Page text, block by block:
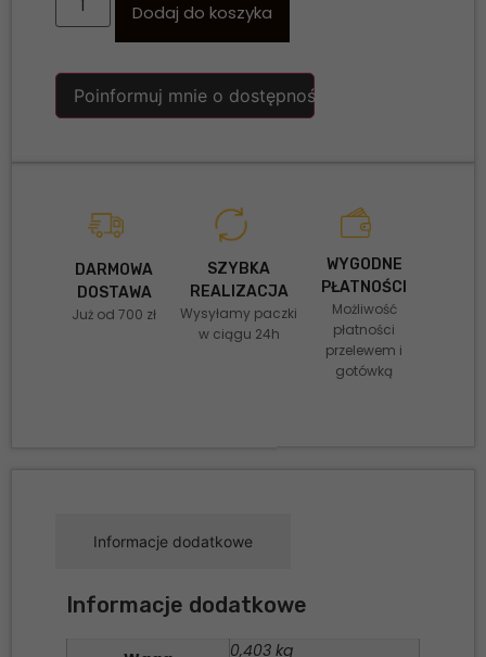
Dodaj do koszyka
Poinformuj mnie o dostępności
DARMOWA
DOSTAWA
Już od 700 zł
SZYBKA
REALIZACJA
Wysyłamy paczki
w ciągu 24h
WYGODNE
PŁATNOŚCI
Możliwość
płatności
przelewem i
gotówką
Informacje dodatkowe
Informacje dodatkowe
0,403 kg